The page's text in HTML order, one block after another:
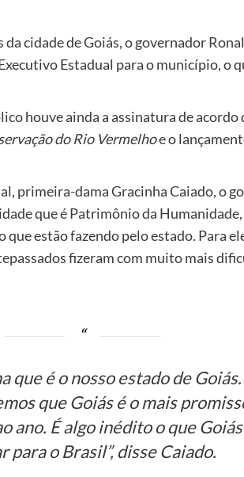
cidade de Goiás, o governador
Estadual para o município, o
houve ainda a assinatura de acordo
do Rio Vermelhoe o
primeira-dama Gracinha Caiado, o
que é Patrimônio da Humanidade,
estão fazendo pelo estado. Para
fizeram com muito mais
que é o nosso estado de
que Goiás é o mais
ano. É algo inédito o que
para o Brasil”, disse Caiado.